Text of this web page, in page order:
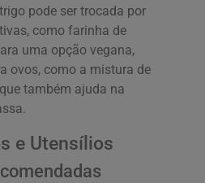
pode ser trocada por
como farinha de
uma opção vegana,
ovos, como a mistura de
também ajuda na
e Utensílios